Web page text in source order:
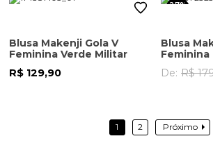
Blusa Makenji Gola V
Feminina Verde Militar
R$ 129,90
27%
Blusa
De: R$
1 2 Próximo